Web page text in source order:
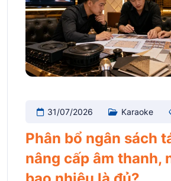
31/07/2026 Karaoke
Phân bổ ngân sách
nâng cấp âm thanh,